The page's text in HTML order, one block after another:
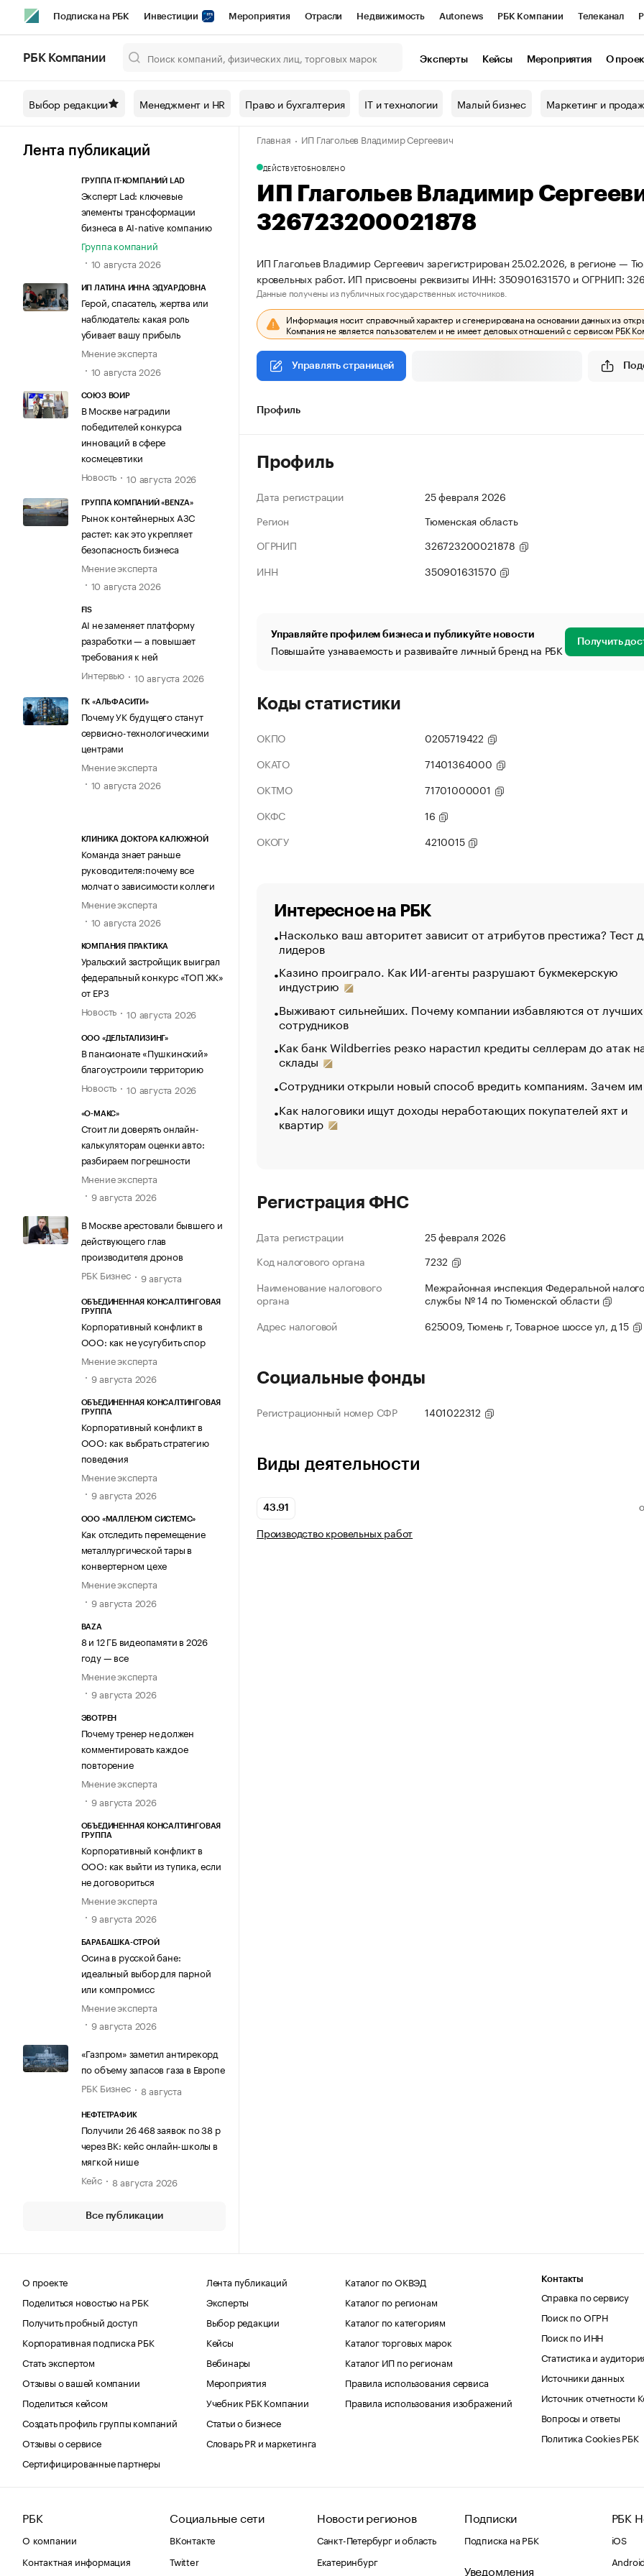
Подписка на РБК Инвестиции Мероприятия Отрасли Недвижимость Autonews РБК Компании Телеканал
Спецпроекты СПб Конференции СПб Спецпроекты Проверка контрагентов
Технологии и медиа Рынок наличной валюты
РБК Компании Эксперты Кейсы Мероприятия О
Выбор редакции Менеджмент и HR Право и бухгалтерия IT и технологии Малый бизнес Маркетинг и
Лента публикаций
ГРУППА IT-КОМПАНИЙ LAD
Эксперт Lad: ключевые
элементы трансформации
бизнеса в AI-native компанию
Группа компаний
10 августа 2026
ИП ЛАТИНА ИННА ЭДУАРДОВНА
Герой, спасатель, жертва или
наблюдатель: какая роль
убивает вашу прибыль
Мнение эксперта
10 августа 2026
СОЮЗ ВОИР
В Москве наградили
победителей конкурса
инноваций в сфере
космецевтики
Новость
10 августа 2026
ГРУППА КОМПАНИЙ «BENZA»
Рынок контейнерных АЗС
растет: как это укрепляет
безопасность бизнеса
Мнение эксперта
10 августа 2026
FIS
AI не заменяет платформу
разработки — а повышает
требования к ней
Интервью
10 августа 2026
ГК «АЛЬФАСИТИ»
Почему УК будущего станут
сервисно-технологическими
центрами
Мнение эксперта
10 августа 2026
КЛИНИКА ДОКТОРА КАЛЮЖНОЙ
Команда знает раньше
руководителя:почему все
молчат о зависимости коллеги
Мнение эксперта
10 августа 2026
КОМПАНИЯ ПРАКТИКА
Уральский застройщик выиграл
федеральный конкурс «ТОП ЖК»
от ЕРЗ
Новость
10 августа 2026
ООО «ДЕЛЬТАЛИЗИНГ»
В пансионате «Пушкинский»
благоустроили территорию
Новость
10 августа 2026
«О-МАКС»
Стоит ли доверять онлайн-
калькуляторам оценки авто:
разбираем погрешности
Мнение эксперта
9 августа 2026
В Москве арестовали бывшего и
действующего глав
производителя дронов
РБК Бизнес
9 августа
ОБЪЕДИНЕННАЯ КОНСАЛТИНГОВАЯ
ГРУППА
Корпоративный конфликт в
ООО: как не усугубить спор
Мнение эксперта
9 августа 2026
ОБЪЕДИНЕННАЯ КОНСАЛТИНГОВАЯ
ГРУППА
Корпоративный конфликт в
ООО: как выбрать стратегию
поведения
Мнение эксперта
9 августа 2026
ООО «МАЛЛЕНОМ СИСТЕМС»
Как отследить перемещение
металлургической тары в
конвертерном цехе
Мнение эксперта
9 августа 2026
BAZA
8 и 12 ГБ видеопамяти в 2026
году — все
Мнение эксперта
9 августа 2026
ЭВОТРЕН
Почему тренер не должен
комментировать каждое
повторение
Мнение эксперта
9 августа 2026
ОБЪЕДИНЕННАЯ КОНСАЛТИНГОВАЯ
ГРУППА
Корпоративный конфликт в
ООО: как выйти из тупика, если
не договориться
Мнение эксперта
9 августа 2026
БАРАБАШКА-СТРОЙ
Осина в русской бане:
идеальный выбор для парной
или компромисс
Мнение эксперта
9 августа 2026
«Газпром» заметил антирекорд
по объему запасов газа в Европе
РБК Бизнес
8 августа
НЕФТЕТРАФИК
Получили 26 468 заявок по 38 р
через ВК: кейс онлайн-школы в
мягкой нише
Кейс
8 августа 2026
Все публикации
Главная ИП Глагольев Владимир Сергеевич
ДЕЙСТВУЕТОБНОВЛЕНО
ИП Глагольев Владимир
326723200021878
ИП Глагольев Владимир Сергеевич зарегистрирован 25.02.2026, в регионе —
кровельных работ. ИП присвоены реквизиты ИНН: 350901631570 и ОГРНИП:
Данные получены из публичных государственных источников.
Информация носит справочный характер и сгенерирована на основании данных из
Компания не является пользователем и не имеет деловых отношений с сервисом РБК
Управлять страницей
Профиль
Профиль
Дата регистрации
25 февраля 2026
Регион
Тюменская область
ОГРНИП
326723200021878
ИНН
350901631570
Управляйте профилем бизнеса и публикуйте новости
Повышайте узнаваемость и развивайте личный бренд на РБК Получить
Коды статистики
ОКПО
0205719422
ОКАТО
71401364000
ОКТМО
71701000001
ОКФС
16
ОКОГУ
4210015
Интересное на РБК
Насколько ваш авторитет зависит от атрибутов престижа? Тест
лидеров
Казино проиграло. Как ИИ-агенты разрушают букмекерскую
индустрию
Выживают сильнейших. Почему компании избавляются от лучших
сотрудников
Как банк Wildberries резко нарастил кредиты селлерам до атак
склады
Сотрудники открыли новый способ вредить компаниям. Зачем
Как налоговики ищут доходы неработающих покупателей яхт и
квартир
Регистрация ФНС
Дата регистрации
25 февраля 2026
Код налогового органа
7232
Наименование налогового
органа
Межрайонная инспекция Федеральной
службы № 14 по Тюменской области
Адрес налоговой
625009, Тюмень г, Товарное шоссе ул, д 15
Социальные фонды
Регистрационный номер СФР 1401022312
Виды деятельности
43.91
Производство кровельных работ
О проекте
Поделиться новостью на РБК
Получить пробный доступ
Корпоративная подписка РБК
Стать экспертом
Отзывы о вашей компании
Поделиться кейсом
Создать профиль группы компаний
Отзывы о сервисе
Сертифицированные партнеры
Лента публикаций
Эксперты
Выбор редакции
Кейсы
Вебинары
Мероприятия
Учебник РБК Компании
Статьи о бизнесе
Словарь PR и маркетинга
Каталог по ОКВЭД
Каталог по регионам
Каталог по категориям
Каталог торговых марок
Каталог ИП по регионам
Правила использования сервиса
Правила использования изображений
Контакты
Справка по сервису
Поиск по ОГРН
Поиск по ИНН
Статистика и
Источники данных
Источник отчетности
Вопросы и ответы
Политика Cookies РБК
РБК
О компании
Контактная информация
Социальные сети
ВКонтакте
Twitter
Новости регионов
Санкт-Петербург и область
Екатеринбург
Подписки
Подписка на РБК
Уведомления
РБК
iOS